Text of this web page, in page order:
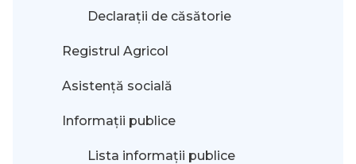
Declarații de căsătorie
Registrul Agricol
Asistență socială
Informații publice
Lista informații publice